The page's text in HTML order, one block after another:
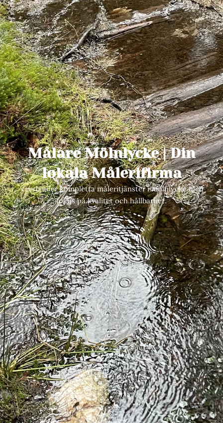
Målare Mölnlycke | Din
lokala Målerifirma
Vi erbjuder kompletta måleritjänster i Mölnlycke med
fokus på kvalitet och hållbarhet.